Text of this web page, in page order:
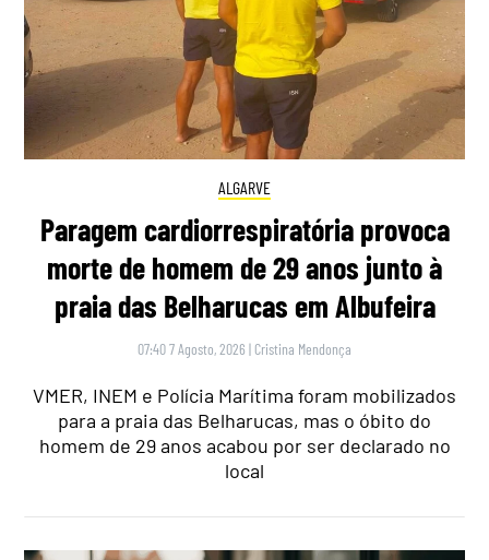
ALGARVE
Paragem cardiorrespiratória provoca
morte de homem de 29 anos junto à
praia das Belharucas em Albufeira
07:40 7 Agosto, 2026 | Cristina Mendonça
VMER, INEM e Polícia Marítima foram mobilizados
para a praia das Belharucas, mas o óbito do
homem de 29 anos acabou por ser declarado no
local